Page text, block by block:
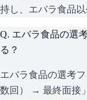
持し、エバラ食品
Q. エバラ食品の選
る？
エバラ食品の選考
数回） → 最終面接